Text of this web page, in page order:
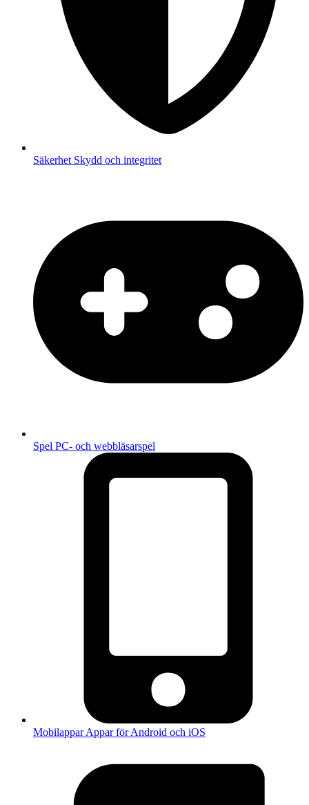
Säkerhet Skydd och integritet
Spel PC- och webbläsarspel
MobilapparAppar för Android och iOS